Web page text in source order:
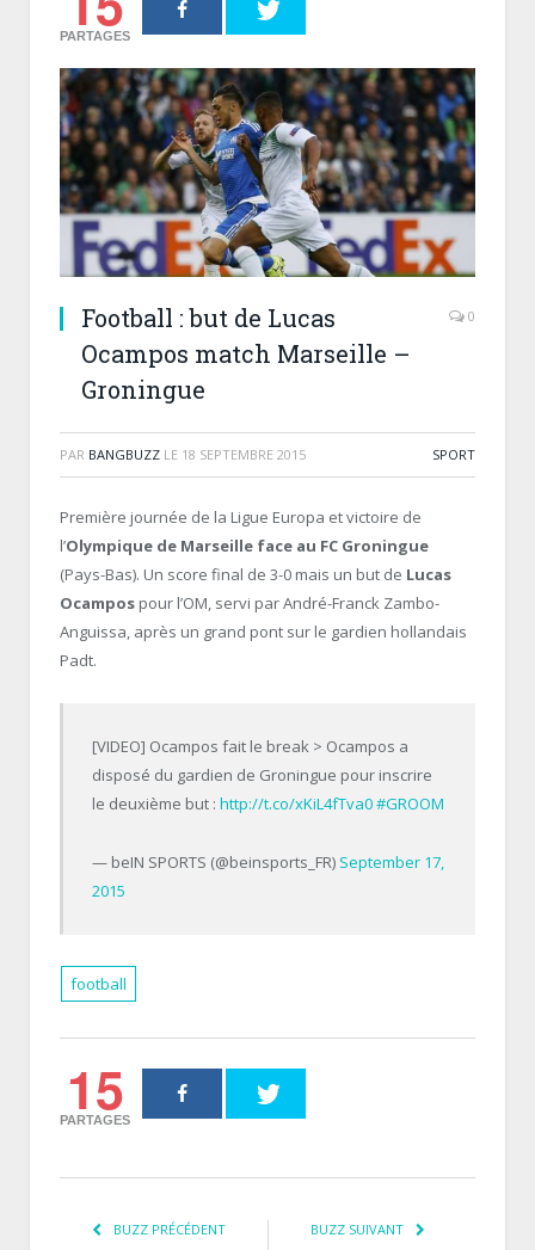
PARTAGES
Football : but de Lucas
Ocampos match Marseille –
Groningue
0
PAR BANGBUZZ LE 18 SEPTEMBRE 2015 SPORT
Première journée de la Ligue Europa et victoire de
l’Olympique de Marseille face au FC Groningue
(Pays-Bas). Un score final de 3-0 mais un but de Lucas
Ocampos pour l’OM, servi par André-Franck Zambo-
Anguissa, après un grand pont sur le gardien hollandais
Padt.
[VIDEO] Ocampos fait le break > Ocampos a
disposé du gardien de Groningue pour inscrire
le deuxième but :http://t.co/xKiL4fTva0#GROOM
— beIN SPORTS (@beinsports_FR) September 17,
2015
football
15
PARTAGES
BUZZ PRÉCÉDENT BUZZ SUIVANT